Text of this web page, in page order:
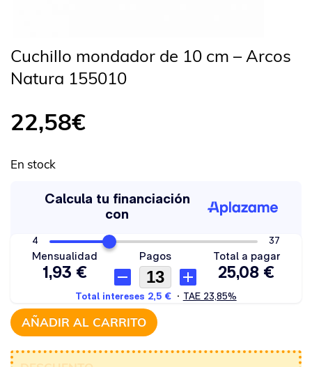
Cuchillo mondador de 10 cm – Arcos
Natura 155010
22,58€
En stock
AÑADIR AL CARRITO